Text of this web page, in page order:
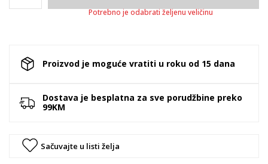
Potrebno je odabrati željenu veličinu
Proizvod je moguće vratiti u roku od 15 dana
Dostava je besplatna za sve porudžbine preko
99KM
Sačuvajte u listi želja